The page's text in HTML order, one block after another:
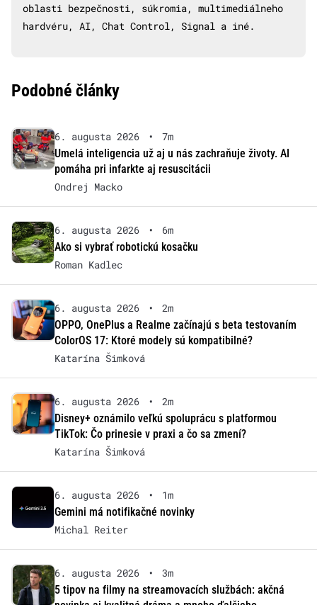
oblasti bezpečnosti, súkromia, multimediálneho
hardvéru, AI, Chat Control, Signal a iné.
Podobné články
6. augusta 2026 •
7m
Umelá inteligencia už aj u nás zachraňuje životy. AI
pomáha pri infarkte aj resuscitácii
Ondrej Macko
6. augusta 2026 •
6m
Ako si vybrať robotickú kosačku
Roman Kadlec
6. augusta 2026 •
2m
OPPO, OnePlus a Realme začínajú s beta testovaním
ColorOS 17: Ktoré modely sú kompatibilné?
Katarína Šimková
6. augusta 2026 •
2m
Disney+ oznámilo veľkú spoluprácu s platformou
TikTok: Čo prinesie v praxi a čo sa zmení?
Katarína Šimková
6. augusta 2026 •
1m
Gemini má notifikačné novinky
Michal Reiter
6. augusta 2026 •
3m
5 tipov na filmy na streamovacích službách: akčná